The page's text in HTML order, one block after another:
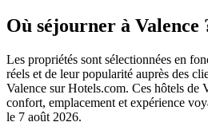
Où séjourner à Valence
Les propriétés sont sélectionnées en
réels et de leur popularité auprès des
Valence sur Hotels.com. Ces hôtels de
confort, emplacement et expérience
le 7 août 2026.